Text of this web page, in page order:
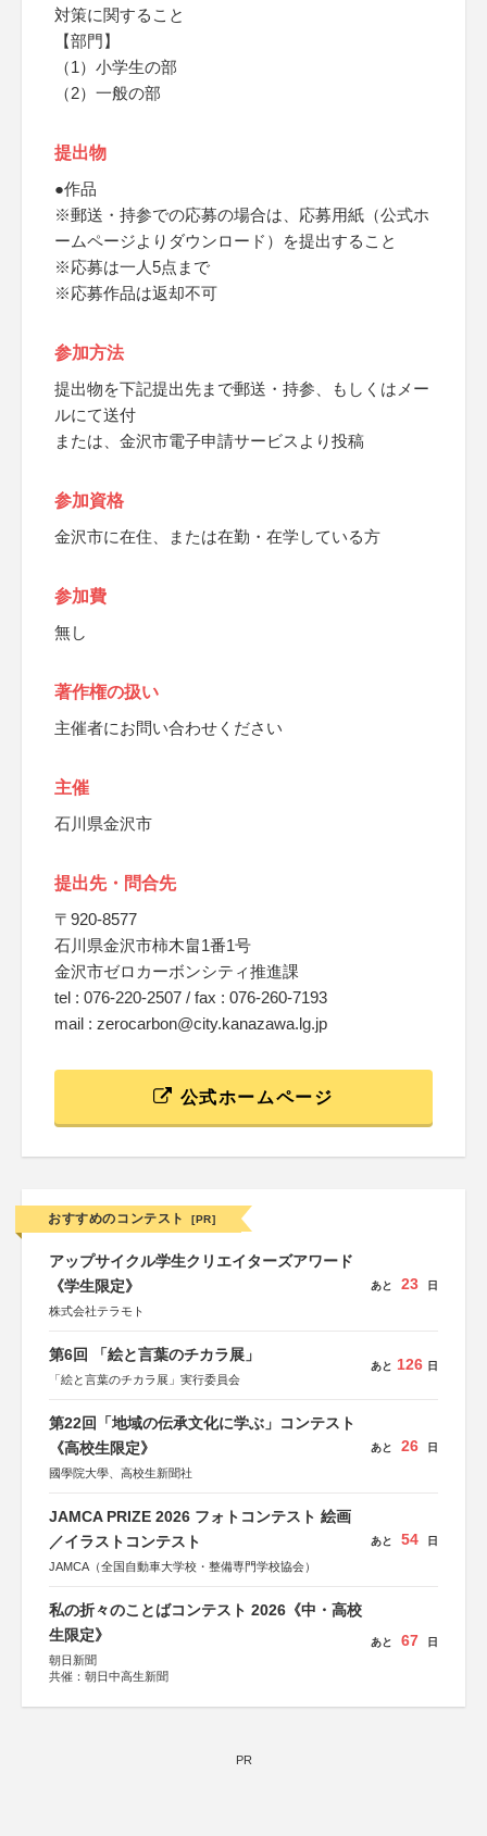
対策に関すること
【部門】
（1）小学生の部
（2）一般の部
提出物
●作品
※郵送・持参での応募の場合は、応募用紙（公式ホ
ームページよりダウンロード）を提出すること
※応募は一人5点まで
※応募作品は返却不可
参加方法
提出物を下記提出先まで郵送・持参、もしくはメー
ルにて送付
または、金沢市電子申請サービスより投稿
参加資格
金沢市に在住、または在勤・在学している方
参加費
無し
著作権の扱い
主催者にお問い合わせください
主催
石川県金沢市
提出先・問合先
〒920-8577
石川県金沢市柿木畠1番1号
金沢市ゼロカーボンシティ推進課
tel : 076-220-2507 / fax : 076-260-7193
mail : zerocarbon@city.kanazawa.lg.jp
公式ホームページ
おすすめのコンテスト [PR]
アップサイクル学生クリエイターズアワード
《学生限定》
株式会社テラモト
あと 23 日
第6回 「絵と言葉のチカラ展」
「絵と言葉のチカラ展」実行委員会
あと 126 日
第22回「地域の伝承文化に学ぶ」コンテスト
《高校生限定》
國學院大學、高校生新聞社
あと 26 日
JAMCA PRIZE 2026 フォトコンテスト 絵画
／イラストコンテスト
JAMCA（全国自動車大学校・整備専門学校協会）
あと 54 日
私の折々のことばコンテスト 2026《中・高校
生限定》
朝日新聞
共催：朝日中高生新聞
あと 67 日
PR